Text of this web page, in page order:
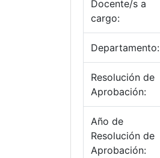
Docente/s a
cargo:
Departamento:
Resolución de
Aprobación:
Año de
Resolución de
Aprobación: